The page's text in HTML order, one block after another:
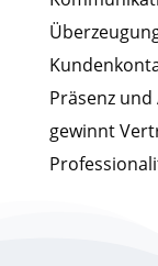
Präsenz
gewinnt